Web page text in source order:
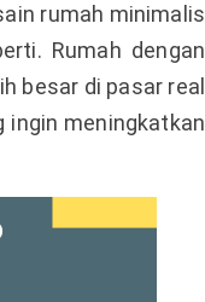
rumah minimalis
Rumah dengan
besar di pasar real
ingin meningkatkan